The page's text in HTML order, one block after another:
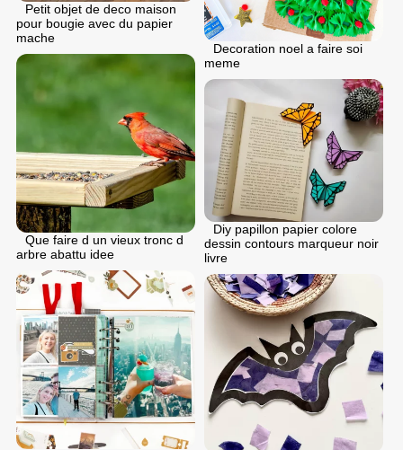
Petit objet de deco maison
pour bougie avec du papier
mache
Decoration noel a faire soi
meme
Que faire d un vieux tronc d
arbre abattu idee
Diy papillon papier colore
dessin contours marqueur noir
livre